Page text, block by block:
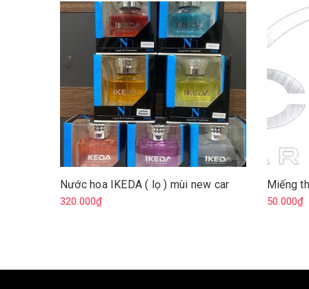
Nước hoa IKEDA ( lọ ) mùi new car
320.000₫
Miếng
50.000₫